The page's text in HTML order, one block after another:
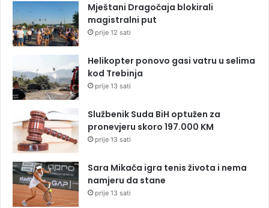
Mještani Dragočaja blokirali
magistralni put
prije 12 sati
Helikopter ponovo gasi vatru u selima
kod Trebinja
prije 13 sati
Službenik Suda BiH optužen za
pronevjeru skoro 197.000 KM
prije 13 sati
Sara Mikača igra tenis života i nema
namjeru da stane
prije 13 sati